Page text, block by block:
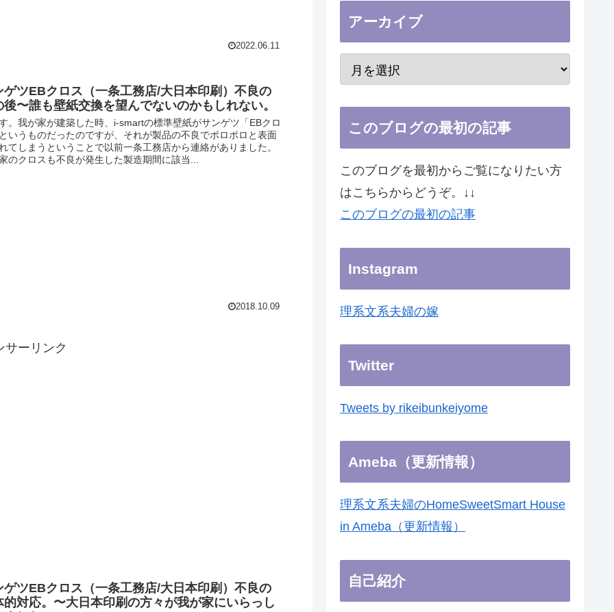
2022.06.11
ゲツEBクロス（一条工務店/大日本印刷）不良の
後〜誰も壁紙交換を望んでないのかもしれない。
。我が家が建築した時、i-smartの標準壁紙がサンゲツ「EBクロ
いうものだったのですが、それが製品の不良でポロポロと表面
てしまうということで以前一条工務店から連絡がありました。
のクロスも不良が発生した製造期間に該当...
2018.10.09
サーリンク
ゲツEBクロス（一条工務店/大日本印刷）不良の
的対応。〜大日本印刷の方々が我が家にいらっし
アーカイブ
このブログの最初の記事
このブログを最初からご覧になりたい方
はこちらからどうぞ。↓↓
このブログの最初の記事
Instagram
理系文系夫婦の嫁
Twitter
Tweets by rikeibunkeiyome
Ameba（更新情報）
理系文系夫婦のHomeSweetSmart House
in Ameba（更新情報）
自己紹介